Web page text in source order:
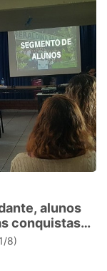
alunos
conquistas
8)